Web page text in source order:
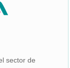
sector de